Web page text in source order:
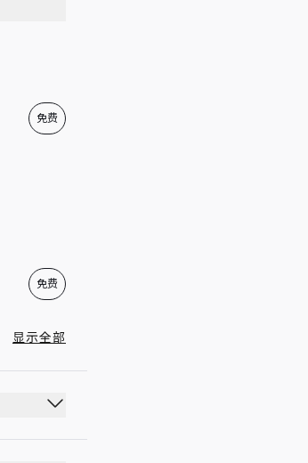
05:00 - 20:00
免费
免费
显示全部